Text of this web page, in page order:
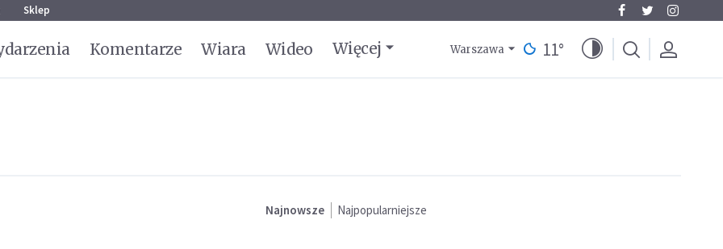
Sklep
Komentarze Wiara Wideo Więcej Warszawa 11°
Najnowsze Najpopularniejsze